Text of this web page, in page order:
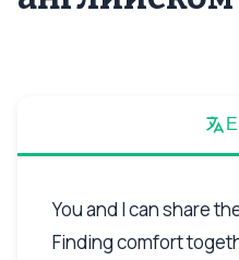
You and I can share
Finding comfort